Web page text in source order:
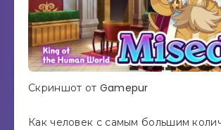
Скриншот от Gamepur
Как человек с самым большим